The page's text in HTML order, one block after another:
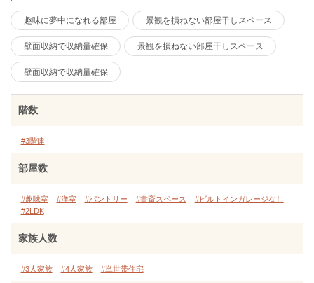
趣味に夢中になれる部屋 景観を損ねない部屋干しスペース
壁面収納で収納量確保 景観を損ねない部屋干しスペース
壁面収納で収納量確保
階数
#3階建
部屋数
#趣味室 #洋室 #パントリー #書斎スペース
#ビルトインガレージなし
#2LDK
家族人数
#3人家族 #4人家族 #単世帯住宅